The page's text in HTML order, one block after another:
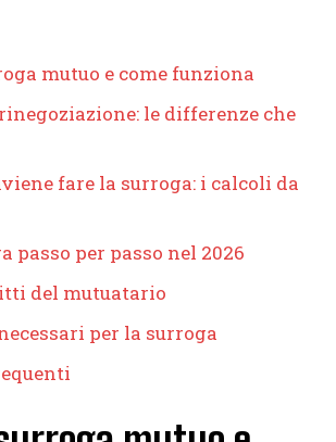
mutuo e come funziona
le differenze che
fare la surroga: i calcoli da
passo per passo nel 2026
del mutuatario
per la surroga